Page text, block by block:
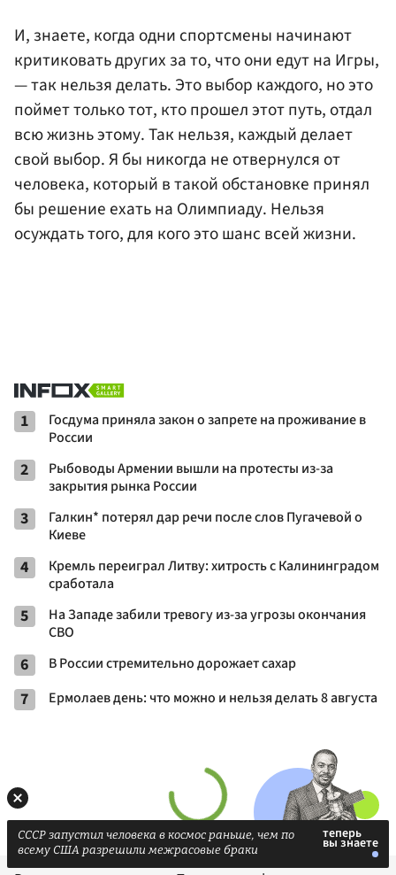
И, знаете, когда одни спортсмены начинают
критиковать других за то, что они едут на Игры,
— так нельзя делать. Это выбор каждого, но это
поймет только тот, кто прошел этот путь, отдал
всю жизнь этому. Так нельзя, каждый делает
свой выбор. Я бы никогда не отвернулся от
человека, который в такой обстановке принял
бы решение ехать на Олимпиаду. Нельзя
осуждать того, для кого это шанс всей жизни.
1
Госдума приняла закон о запрете на проживание в
России
2
Рыбоводы Армении вышли на протесты из-за
закрытия рынка России
3
Галкин* потерял дар речи после слов Пугачевой о
Киеве
4
Кремль переиграл Литву: хитрость с Калининградом
сработала
5
На Западе забили тревогу из-за угрозы окончания
СВО
6 В России стремительно дорожает сахар
7 Ермолаев день: что можно и нельзя делать 8 августа
СССР запустил человека в космос раньше, чем по
всему США разрешили межрасовые браки